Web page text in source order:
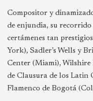
Compositor y
de enjundia, su
certámenes tan
York), Sadler’s Wells y
Center (Miami), Wilshire
de Clausura de los Latin
Flamenco de Bogotá